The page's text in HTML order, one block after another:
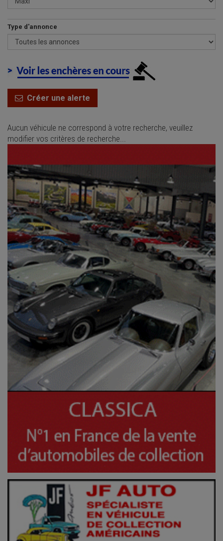
Type d'annonce
Créer une alerte
Aucun véhicule ne correspond à votre recherche, veuillez
modifier vos critères de recherche...